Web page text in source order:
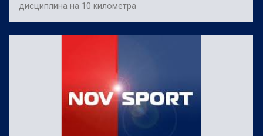
дисциплина на 10 километра